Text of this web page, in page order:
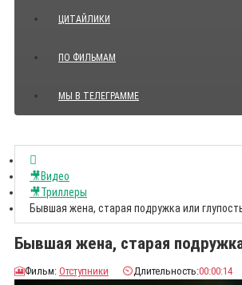
Показать все Цитаты с видео
ЦИТАЙЛИКИ
ПО ФИЛЬМАМ
МЫ В ТЕЛЕГРАММЕ
🎥Видео
🎥Триллеры
Бывшая жена, старая подружка или
Бывшая жена, старая
🎦Фильм: Отступники ⏲️Длительность:00:00:14